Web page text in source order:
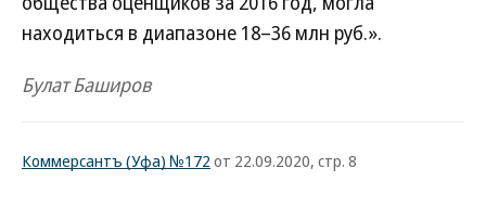
находиться в диапазоне 18–36 млн руб.».
Булат Баширов
Коммерсантъ (Уфа) №172 от 22.09.2020, стр. 8